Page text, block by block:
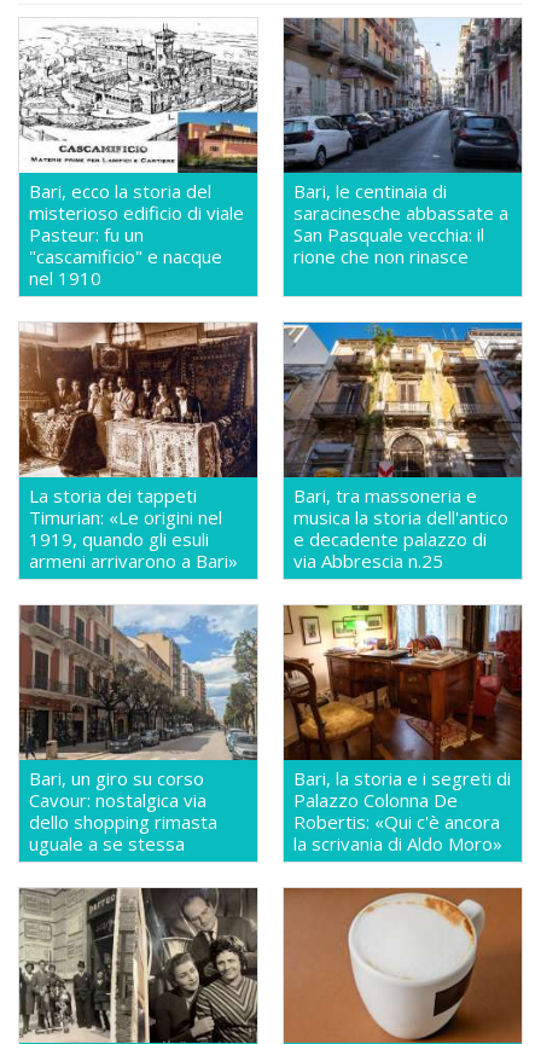
Bari, ecco la storia del
misterioso edificio di viale
Pasteur: fu un
"cascamificio" e nacque
nel 1910
Bari, le centinaia di
saracinesche abbassate a
San Pasquale vecchia: il
rione che non rinasce
La storia dei tappeti
Timurian: «Le origini nel
1919, quando gli esuli
armeni arrivarono a Bari»
Bari, tra massoneria e
musica la storia dell'antico
e decadente palazzo di
via Abbrescia n.25
Bari, un giro su corso
Cavour: nostalgica via
dello shopping rimasta
uguale a se stessa
Bari, la storia e i segreti di
Palazzo Colonna De
Robertis: «Qui c'è ancora
la scrivania di Aldo Moro»